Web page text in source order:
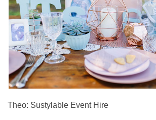
Theo: Sustylable Event Hire